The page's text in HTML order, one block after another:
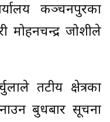
कञ्चनपुरका
मोहनचन्द्र जोशीले
तटीय क्षेत्रका
बुधबार सूचना